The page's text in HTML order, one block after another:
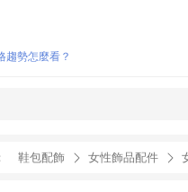
趨勢怎麼看？
鞋包配飾 女性飾品配件